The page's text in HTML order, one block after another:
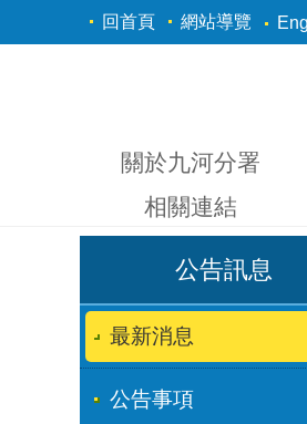
跳到主要內容區塊
回首頁 網站導覽
關於九河分署
相關連結
公告訊息
最新消息
公告事項